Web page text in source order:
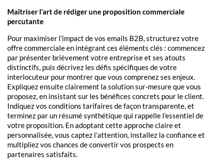
Maîtriser l’art de rédiger une proposition commerciale
percutante
Pour maximiser l’impact de vos emails B2B, structurez votre
offre commerciale en intégrant ces éléments clés : commencez
par présenter brièvement votre entreprise et ses atouts
distinctifs, puis décrivez les défis spécifiques de votre
interlocuteur pour montrer que vous comprenez ses enjeux.
Expliquez ensuite clairement la solution sur‑mesure que vous
proposez, en insistant sur les bénéfices concrets pour le client.
Indiquez vos conditions tarifaires de façon transparente, et
terminez par un résumé synthétique qui rappelle l’essentiel de
votre proposition. En adoptant cette approche claire et
personnalisée, vous captez l’attention, installez la confiance et
multipliez vos chances de convertir vos prospects en
partenaires satisfaits.